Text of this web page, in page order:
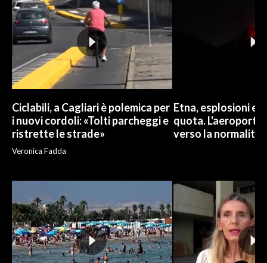
NECROLOGI
PUBBLICITÀ
SPIAGGE
STORE
Ciclabili, a Cagliari è polemica per
i nuovi cordoli: «Tolti parcheggi e
ristrette le strade»
Veronica Fadda
Etna, esplosioni e
quota. L'aeroporto
verso la normalità